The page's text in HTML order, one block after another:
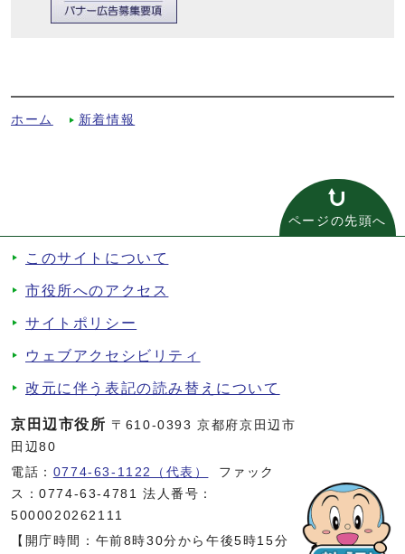
ホーム 新着情報
ページの先頭へ
このサイトについて
市役所へのアクセス
サイトポリシー
ウェブアクセシビリティ
改元に伴う表記の読み替えについて
京田辺市役所 〒610-0393 京都府京田辺市
田辺80
電話： 0774-63-1122（代表）
ファック
ス：0774-63-4781 法人番号：
5000020262111
【開庁時間：午前8時30分から午後5時15分